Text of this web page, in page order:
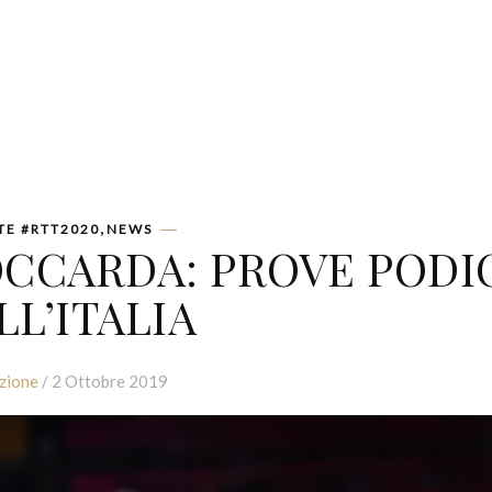
#RTT2020, NEWS
PROVE
/ 2 Ottobre 2019